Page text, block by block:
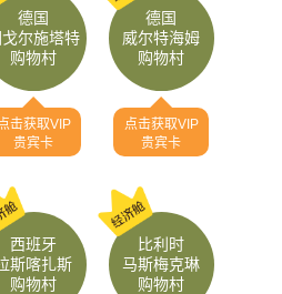
德国
戈尔施塔特
购物村
击获取VIP
贵宾卡
德国
威尔特海姆
购物村
点击获取VIP
贵宾卡
西班牙
斯喀扎斯
购物村
比利时
马斯梅克琳
购物村